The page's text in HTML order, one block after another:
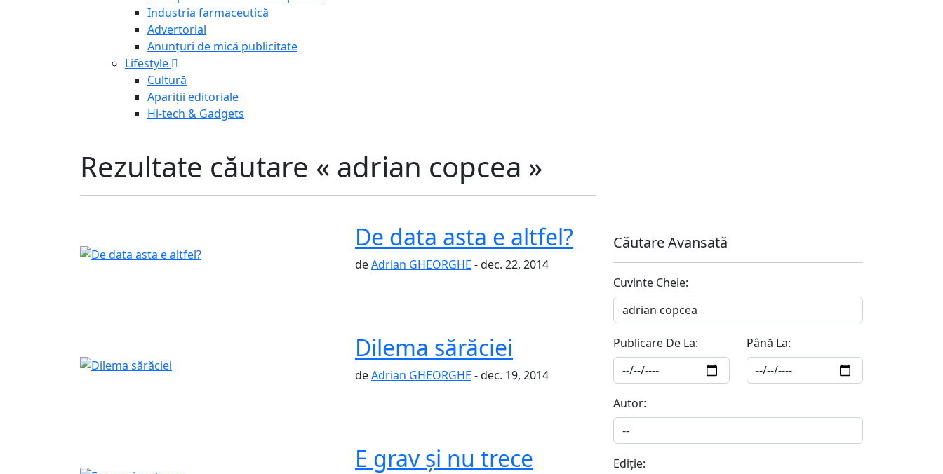
Industria farmaceutică
Advertorial
Anunțuri de mică publicitate
Lifestyle
Cultură
Apariții editoriale
Hi-tech & Gadgets
Rezultate căutare « adrian copcea »
De data asta e altfel?
deAdrian GHEORGHE - dec. 22, 2014
Dilema sărăciei
deAdrian GHEORGHE - dec. 19, 2014
E grav şi nu trece
Căutare Avansată
Cuvinte Cheie:
Publicare De La: Până La:
Autor:
Ediție: